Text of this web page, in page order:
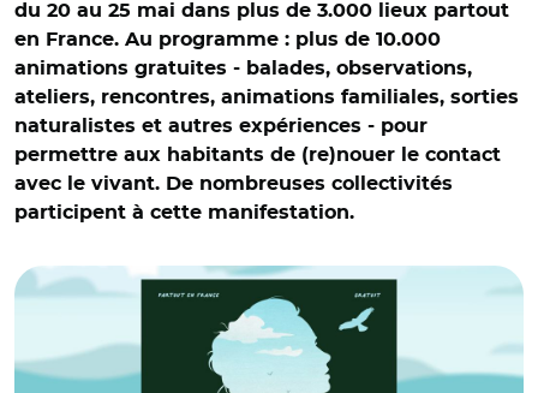
du 20 au 25 mai dans plus de 3.000 lieux partout
en France. Au programme : plus de 10.000
animations gratuites - balades, observations,
ateliers, rencontres, animations familiales, sorties
naturalistes et autres expériences - pour
permettre aux habitants de (re)nouer le contact
avec le vivant. De nombreuses collectivités
participent à cette manifestation.